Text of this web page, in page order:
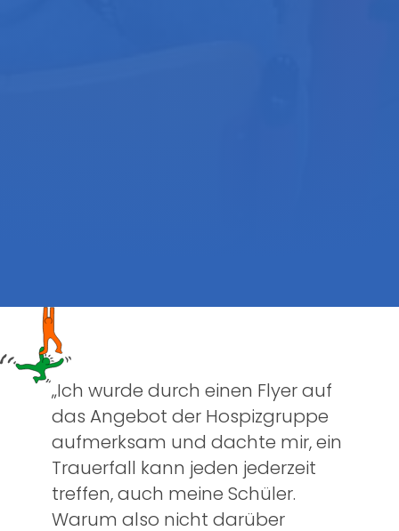
„Ich wurde durch einen Flyer auf
das Angebot der Hospizgruppe
aufmerksam und dachte mir, ein
Trauerfall kann jeden jederzeit
treffen, auch meine Schüler.
Warum also nicht darüber